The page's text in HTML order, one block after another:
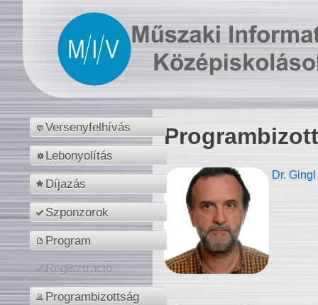
Versenyfelhívás
Lebonyolítás
Díjazás
Szponzorok
Program
Regisztráció
Programbizottság
Dr.